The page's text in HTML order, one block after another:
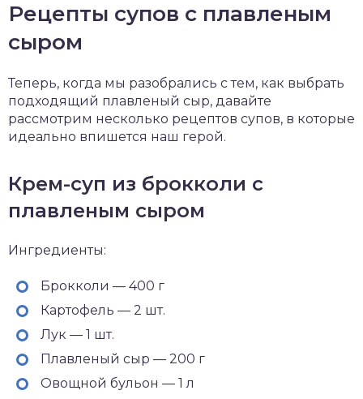
Рецепты супов с плавленым
сыром
Теперь, когда мы разобрались с тем, как выбрать
подходящий плавленый сыр, давайте
рассмотрим несколько рецептов супов, в которые
идеально впишется наш герой.
Крем-суп из брокколи с
плавленым сыром
Ингредиенты:
Брокколи — 400 г
Картофель — 2 шт.
Лук — 1 шт.
Плавленый сыр — 200 г
Овощной бульон — 1 л